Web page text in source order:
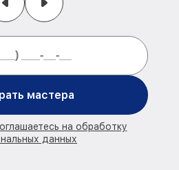
мастера
на обработку
данных